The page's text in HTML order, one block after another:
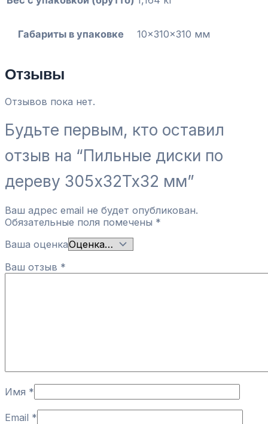
Габариты в упаковке 10x310x310 мм
Отзывы
Отзывов пока нет.
Будьте первым, кто оставил
отзыв на “Пильные диски по
дереву 305x32Tx32 мм”
Ваш адрес email не будет опубликован.
Обязательные поля помечены *
Ваша оценка
Ваш отзыв *
Имя *
Email *